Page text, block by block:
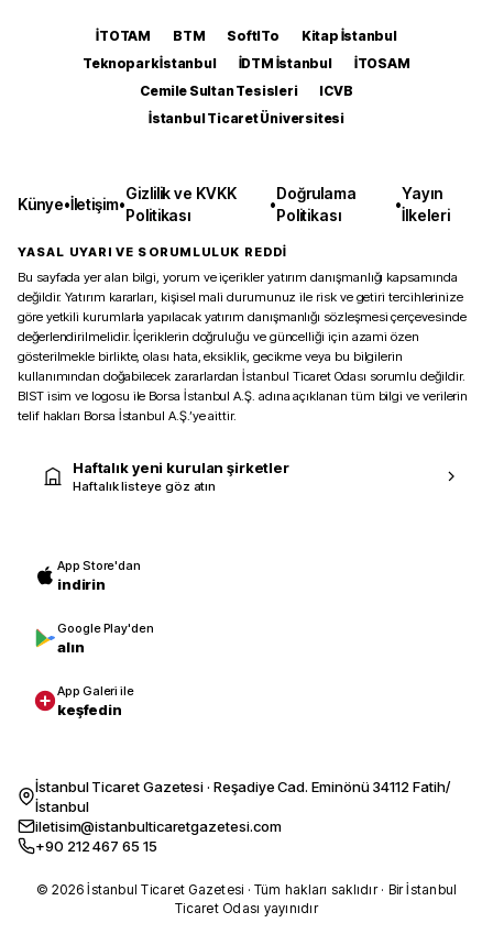
İTOTAM BTM SoftITo
Kitap İstanbul
Teknopark İstanbul
İDTM İstanbul
İTOSAM
Cemile Sultan Tesisleri
ICVB
İstanbul Ticaret Üniversitesi
Künye•İletişim•
Gizlilik ve KVKK
Politikası
•
Doğrulama
Politikası
•
Yayın
İlkeleri
YASAL UYARI VE SORUMLULUK REDDİ
Bu sayfada yer alan bilgi, yorum ve içerikler yatırım danışmanlığı kapsamında
değildir. Yatırım kararları, kişisel mali durumunuz ile risk ve getiri tercihlerinize
göre yetkili kurumlarla yapılacak yatırım danışmanlığı sözleşmesi çerçevesinde
değerlendirilmelidir. İçeriklerin doğruluğu ve güncelliği için azami özen
gösterilmekle birlikte, olası hata, eksiklik, gecikme veya bu bilgilerin
kullanımından doğabilecek zararlardan İstanbul Ticaret Odası sorumlu değildir.
BIST isim ve logosu ile Borsa İstanbul A.Ş. adına açıklanan tüm bilgi ve verilerin
telif hakları Borsa İstanbul A.Ş.’ye aittir.
Haftalık yeni kurulan şirketler
Haftalık listeye göz atın
App Store'dan
indirin
Google Play'den
alın
App Galeri ile
keşfedin
İstanbul Ticaret Gazetesi · Reşadiye Cad. Eminönü 34112 Fatih/
İstanbul
iletisim@istanbulticaretgazetesi.com
+90 212 467 65 15
© 2026 İstanbul Ticaret Gazetesi · Tüm hakları saklıdır · Bir İstanbul
Ticaret Odası yayınıdır